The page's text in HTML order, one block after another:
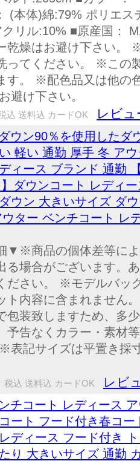
(本体)綿:79% ポリエス
クリル:10% ■原産国：
乾燥はお避け下さい。
ってください。 ※この
す。 ※配色品又は他の
避け下さい。
込 送料込 カードOK レビュ
ダウン90％を使用した
軽い 通勤 厚手 冬 ア
ィース ブランド 通勤
ダウンコート レディ
ウン 大きいサイズ ダ
ター ベンチコート レ
▼※商品の個体差等によ
る場合がございます。
ださい。 ※モデルバッ
ト内容に含まれませ
包装致しますため、多
予告なくカラー・素材
表記サイズは平置き採
税込 送料込 カードOK レビ
チコート レディース
ート フード付き春コ
ディース フード付き
り 大きいサイズ 通勤